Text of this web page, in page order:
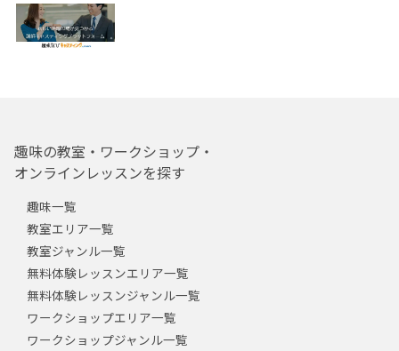
趣味の教室・ワークショップ・
オンラインレッスンを探す
趣味一覧
教室エリア一覧
教室ジャンル一覧
無料体験レッスンエリア一覧
無料体験レッスンジャンル一覧
ワークショップエリア一覧
ワークショップジャンル一覧